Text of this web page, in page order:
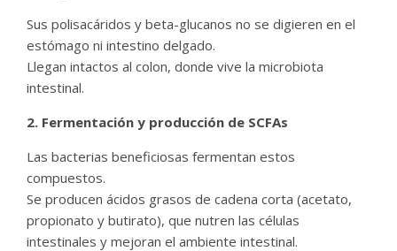
Sus polisacáridos y beta-glucanos no se digieren en el
estómago ni intestino delgado.
Llegan intactos al colon, donde vive la microbiota
intestinal.
2. Fermentación y producción de SCFAs
Las bacterias beneficiosas fermentan estos
compuestos.
Se producen ácidos grasos de cadena corta (acetato,
propionato y butirato), que nutren las células
intestinales y mejoran el ambiente intestinal.